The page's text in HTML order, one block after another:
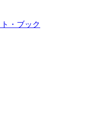
・ブック